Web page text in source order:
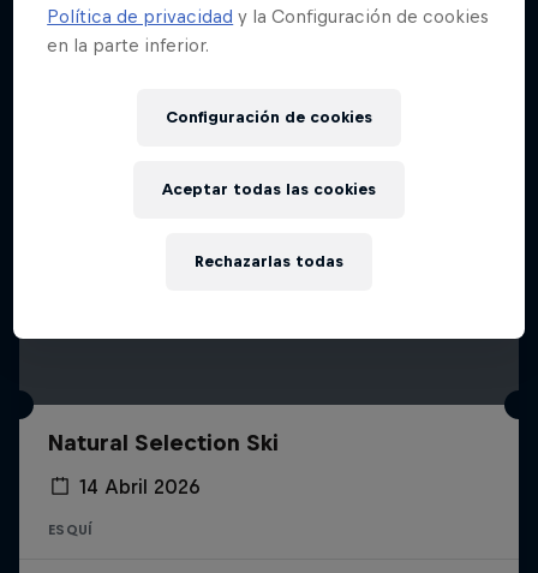
Natural Selection Ski
14 Abril 2026
ESQUÍ
Política de privacidad y la Configuración de cookies
en la parte inferior.
Configuración de cookies
Rechazarlas todas
Aceptar todas las cookies